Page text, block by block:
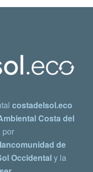
costadelsol.eco
Costa del
por
de
Occidentaly la